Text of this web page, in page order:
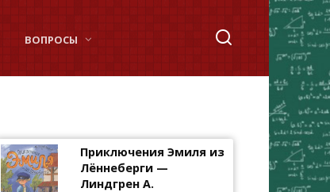
ВОПРОСЫ
Приключения Эмиля из
Лённеберги —
Линдгрен А.